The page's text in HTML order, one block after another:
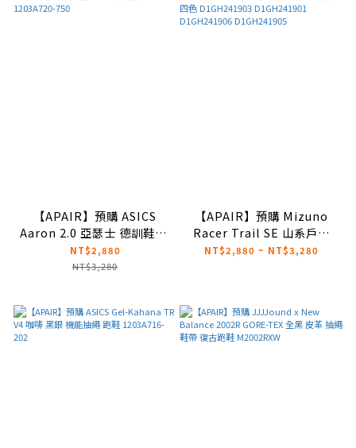
【APAIR】預購 ASICS
Aaron 2.0 亞瑟士 德訓鞋 翻
蓋鞋舌 米白綠 焦糖底
1203A720-750
NT$2,880
NT$3,280
【APAIR】預購 Mizuno
Racer Trail SE 山系戶外
機能鞋款 橄欖綠 銀灰 奶茶
D1GH241905
NT$2,880 ~ NT$3,280